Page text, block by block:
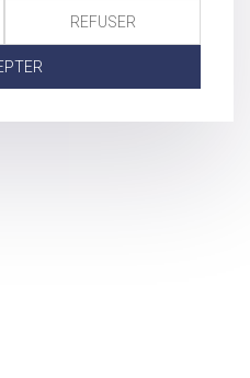
REFUSER